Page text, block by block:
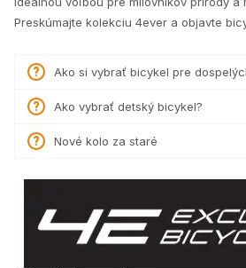
Preskúmajte kolekciu 4ever a objavte
Ako si vybrať bicykel pre
Ako vybrať detský bicykel?
Nové kolo za staré